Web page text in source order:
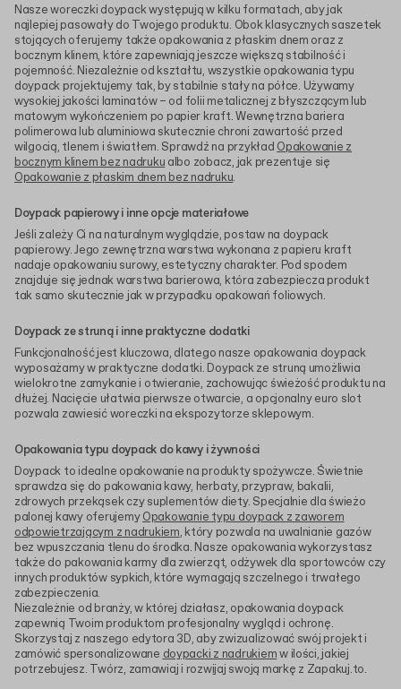
Nasze woreczki doypack występują w kilku formatach, aby jak
najlepiej pasowały do Twojego produktu. Obok klasycznych saszetek
stojących oferujemy także opakowania z płaskim dnem oraz z
bocznym klinem, które zapewniają jeszcze większą stabilność i
pojemność. Niezależnie od kształtu, wszystkie opakowania typu
doypack projektujemy tak, by stabilnie stały na półce. Używamy
wysokiej jakości laminatów – od folii metalicznej z błyszczącym lub
matowym wykończeniem po papier kraft. Wewnętrzna bariera
polimerowa lub aluminiowa skutecznie chroni zawartość przed
wilgocią, tlenem i światłem. Sprawdź na przykład Opakowanie z
bocznym klinem bez nadruku albo zobacz, jak prezentuje się
Opakowanie z płaskim dnem bez nadruku.
Doypack papierowy i inne opcje materiałowe
Jeśli zależy Ci na naturalnym wyglądzie, postaw na doypack
papierowy. Jego zewnętrzna warstwa wykonana z papieru kraft
nadaje opakowaniu surowy, estetyczny charakter. Pod spodem
znajduje się jednak warstwa barierowa, która zabezpiecza produkt
tak samo skutecznie jak w przypadku opakowań foliowych.
Doypack ze struną i inne praktyczne dodatki
Funkcjonalność jest kluczowa, dlatego nasze opakowania doypack
wyposażamy w praktyczne dodatki. Doypack ze struną umożliwia
wielokrotne zamykanie i otwieranie, zachowując świeżość produktu na
dłużej. Nacięcie ułatwia pierwsze otwarcie, a opcjonalny euro slot
pozwala zawiesić woreczki na ekspozytorze sklepowym.
Opakowania typu doypack do kawy i żywności
Doypack to idealne opakowanie na produkty spożywcze. Świetnie
sprawdza się do pakowania kawy, herbaty, przypraw, bakalii,
zdrowych przekąsek czy suplementów diety. Specjalnie dla świeżo
palonej kawy oferujemyOpakowanie typu doypack z zaworem
odpowietrzającym z nadrukiem, który pozwala na uwalnianie gazów
bez wpuszczania tlenu do środka. Nasze opakowania wykorzystasz
także do pakowania karmy dla zwierząt, odżywek dla sportowców czy
innych produktów sypkich, które wymagają szczelnego i trwałego
zabezpieczenia.
Niezależnie od branży, w której działasz, opakowania doypack
zapewnią Twoim produktom profesjonalny wygląd i ochronę.
Skorzystaj z naszego edytora 3D, aby zwizualizować swój projekt i
zamówić spersonalizowane doypacki z nadrukiemw ilości, jakiej
potrzebujesz. Twórz, zamawiaj i rozwijaj swoją markę z Zapakuj.to.